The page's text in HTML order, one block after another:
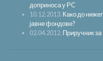
доприноса у РС
10.12.2013. Како до
јавне фондове?
02.04.2012. Приручник